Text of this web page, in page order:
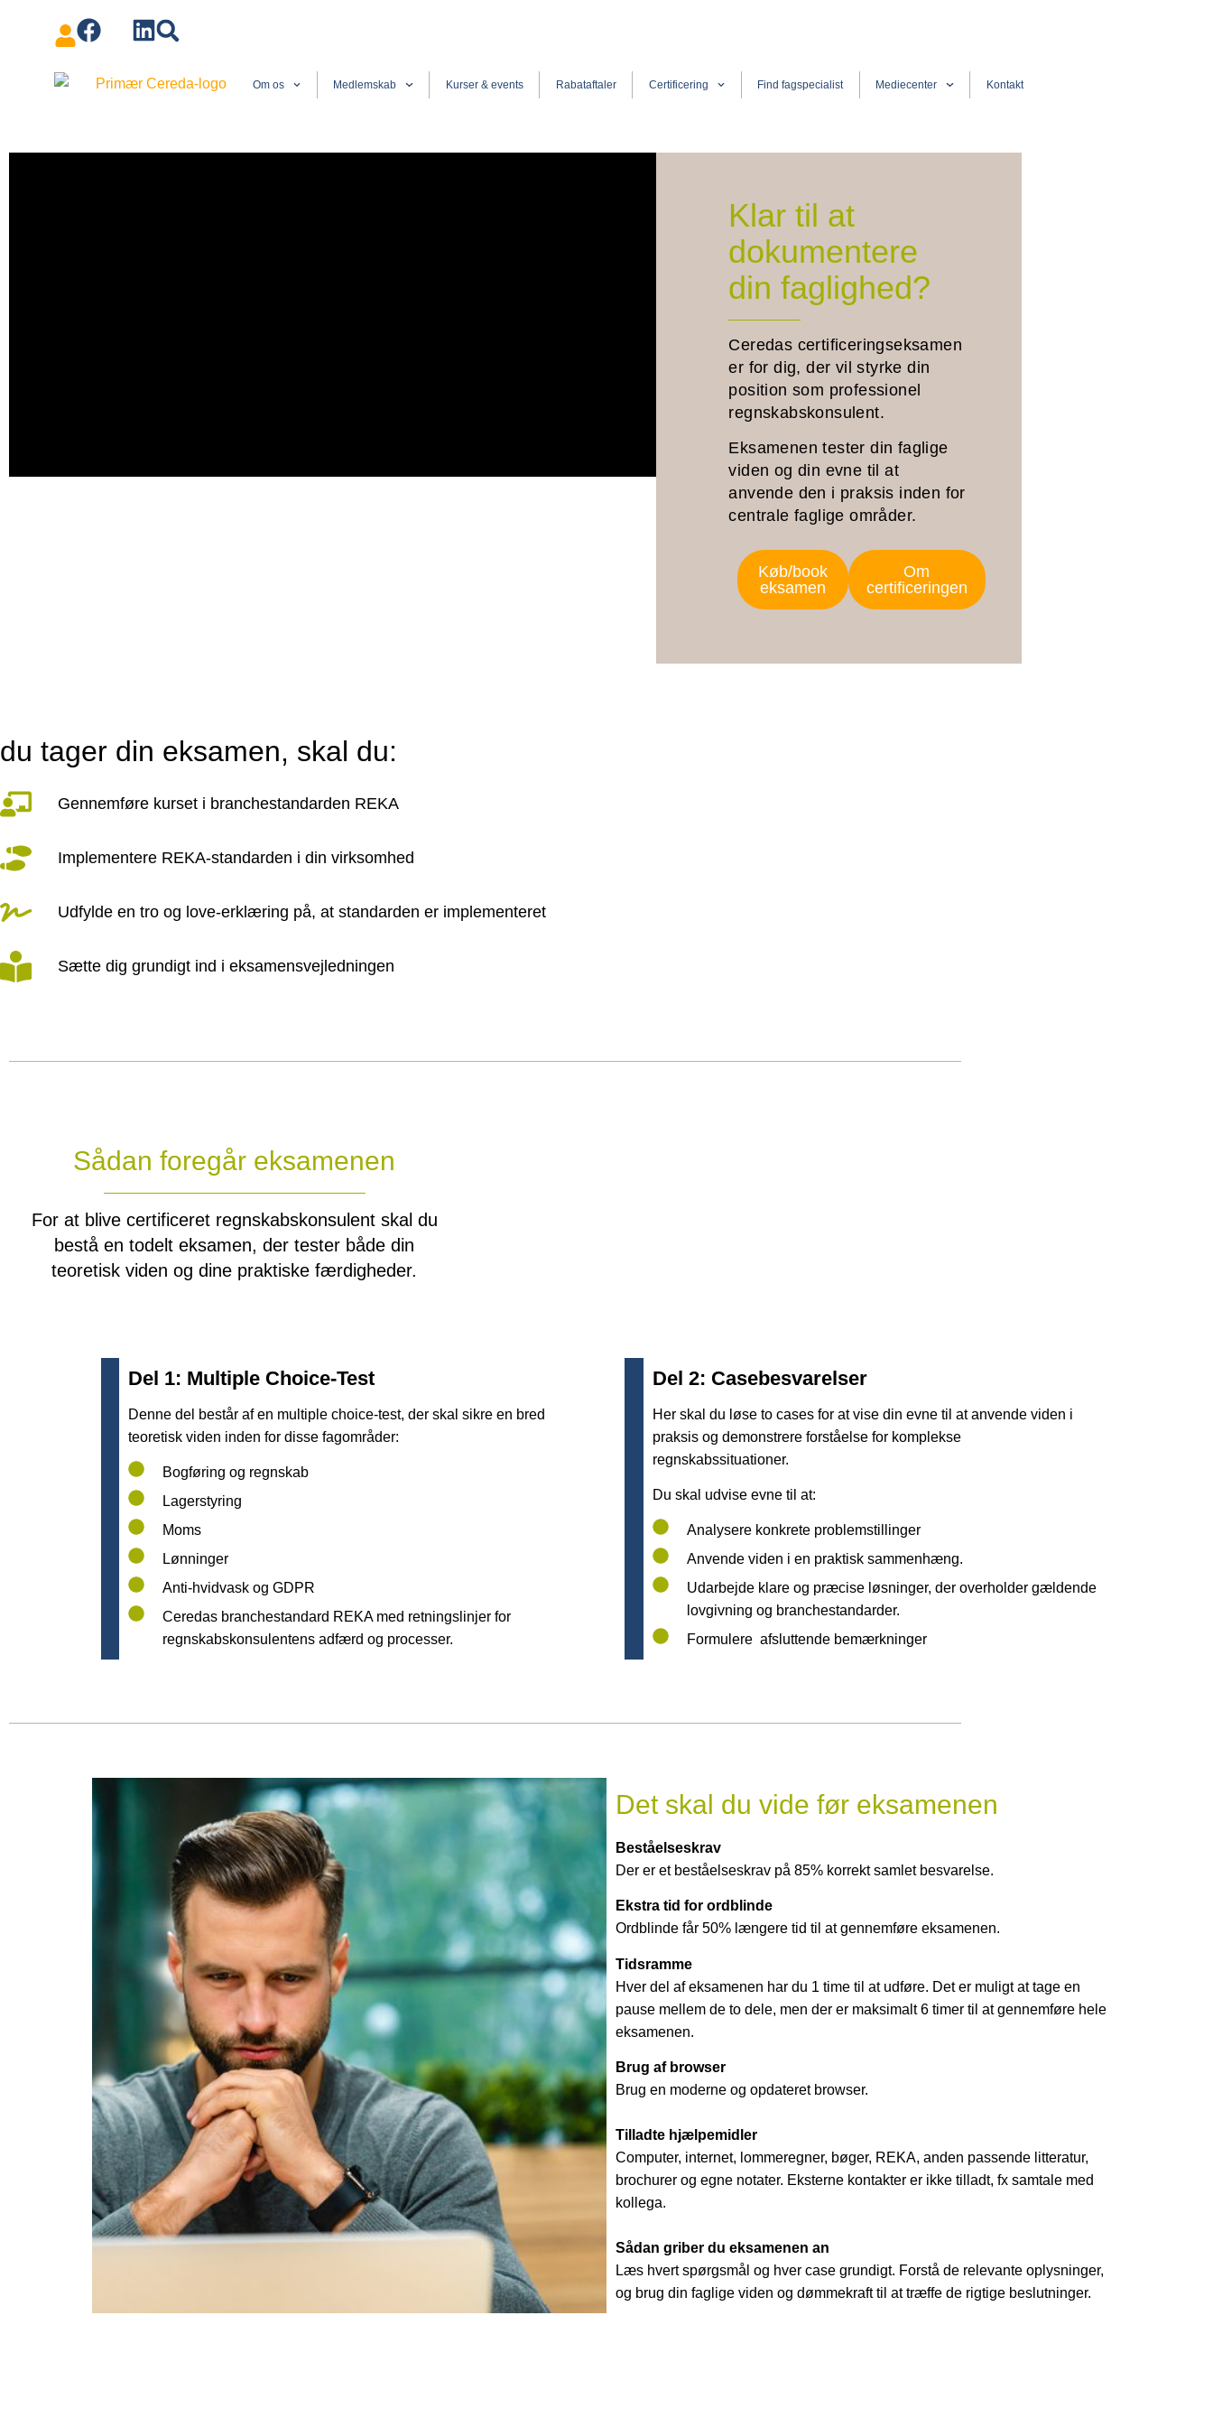
Om os Medlemskab Kurser & events Rabataftaler Certificering Find fagspecialist Mediecenter Kontakt
Klar til at
dokumentere
din faglighed?
Ceredas certificeringseksamen
er for dig, der vil styrke din
position som professionel
regnskabskonsulent.
Eksamenen tester din faglige
viden og din evne til at
anvende den i praksis inden for
centrale faglige områder.
Køb/book
eksamen
Om
certificeringen
tager din eksamen, skal du:
Gennemføre kurset i branchestandarden REKA
Implementere REKA-standarden i din virksomhed
Udfylde en tro og love-erklæring på, at standarden er implementeret
Sætte dig grundigt ind i eksamensvejledningen
Sådan foregår eksamenen
For at blive certificeret regnskabskonsulent skal du
bestå en todelt eksamen, der tester både din
teoretisk viden og dine praktiske færdigheder.
Del 1: Multiple Choice-Test
Denne del består af en multiple choice-test, der skal sikre en bred
teoretisk viden inden for disse fagområder:
Bogføring og regnskab
Lagerstyring
Moms
Lønninger
Anti-hvidvask og GDPR
Ceredas branchestandard REKA med retningslinjer for
regnskabskonsulentens adfærd og processer.
Del 2: Casebesvarelser
Her skal du løse to cases for at vise din evne til at anvende viden i
praksis og demonstrere forståelse for komplekse
regnskabssituationer.
Du skal udvise evne til at:
Analysere konkrete problemstillinger
Anvende viden i en praktisk sammenhæng.
Udarbejde klare og præcise løsninger, der overholder gældende
lovgivning og branchestandarder.
Formulere afsluttende bemærkninger
Det skal du vide før eksamenen
Beståelseskrav
Der er et beståelseskrav på 85% korrekt samlet besvarelse.
Ekstra tid for ordblinde
Ordblinde får 50% længere tid til at gennemføre eksamenen.
Tidsramme
Hver del af eksamenen har du 1 time til at udføre. Det er muligt at tage en
pause mellem de to dele, men der er maksimalt 6 timer til at gennemføre hele
eksamenen.
Brug af browser
Brug en moderne og opdateret browser.
Tilladte hjælpemidler
Computer, internet, lommeregner, bøger, REKA, anden passende litteratur,
brochurer og egne notater. Eksterne kontakter er ikke tilladt, fx samtale med
kollega.
Sådan griber du eksamenen an
Læs hvert spørgsmål og hver case grundigt. Forstå de relevante oplysninger,
og brug din faglige viden og dømmekraft til at træffe de rigtige beslutninger.